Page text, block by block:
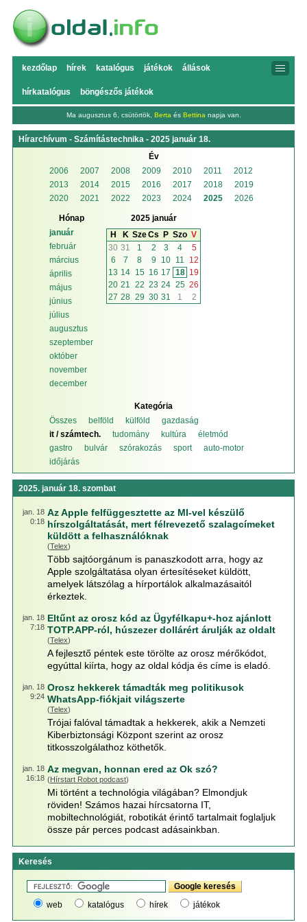
kezdőlap hírek katalógus játékok állások
hírkatalógus böngészős játékok
Ma augusztus 6, csütörtök, Berta és Bettina napja van.
Hírarchívum - Számítástechnika - 2025 január 18.
Év
2006
2007 2008 2009 2010 2011
2012
2013
2014 2015 2016 2017 2018
2019
2020
2021 2022 2023 2024 2025 2026
Hónap
január
február
március
április
május
június
július
augusztus
szeptember
október
november
december
2025 január
H
K SzeCs P Szo V
30 31 1 2 3 4
5
6
7 8 9 10 11
12
13 14 15 16 17 18 19
20 21 22 23 24 25 26
27 28 29 30 31 1 2
Kategória
Összes
belföld külföld
gazdaság
it / számtech.
tudomány kultúra
életmód
gastro
bulvár szórakozás sport
auto-motor
időjárás
2025. január 18. szombat
jan. 18
0:18
Az Apple felfüggesztette az MI-vel készülő
hírszolgáltatását, mert félrevezető szalagcímeket
küldött a felhasználóknak
(Telex)
Több sajtóorgánum is panaszkodott arra, hogy az
Apple szolgáltatása olyan értesítéseket küldött,
amelyek látszólag a hírportálok alkalmazásaitól
érkeztek.
jan. 18
7:18
Eltűnt az orosz kód az Ügyfélkapu+-hoz ajánlott
TOTP.APP-ról, húszezer dollárért árulják az oldalt
(Telex)
A fejlesztő péntek este törölte az orosz mérőkódot,
egyúttal kiírta, hogy az oldal kódja és címe is eladó.
jan. 18
9:24
Orosz hekkerek támadták meg politikusok
WhatsApp-fiókjait világszerte
(Telex)
Trójai falóval támadtak a hekkerek, akik a Nemzeti
Kiberbiztonsági Központ szerint az orosz
titkosszolgálathoz köthetők.
jan. 18
16:18
Az megvan, honnan ered az Ok szó?
(Hírstart Robot podcast)
Mi történt a technológia világában? Elmondjuk
röviden! Számos hazai hírcsatorna IT,
mobiltechnológiát, robotikát érintő tartalmait foglaljuk
össze pár perces podcast adásainkban.
Keresés
web katalógus hírek játékok